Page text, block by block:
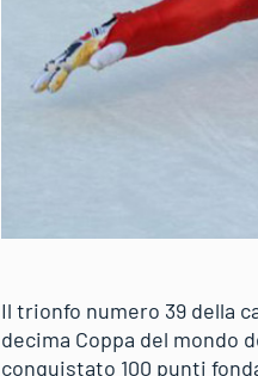
Il trionfo numero 39 della
decima Coppa del mondo
conquistato 100 punti